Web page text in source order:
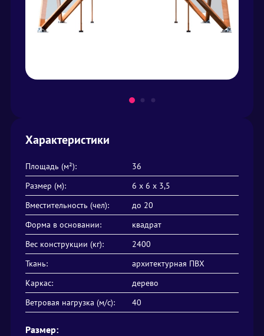
Характеристики
Площадь (м²):
36
Размер (м):
6 х 6 х 3,5
Вместительность (чел):
до 20
Форма в основании:
квадрат
Вес конструкции (кг):
2400
Ткань:
архитектурная ПВХ
Каркас:
дерево
Ветровая нагрузка (м/с):
40
Размер: